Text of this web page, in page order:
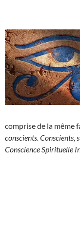
comprise de la même
conscients. Conscients,
Conscience Spirituelle